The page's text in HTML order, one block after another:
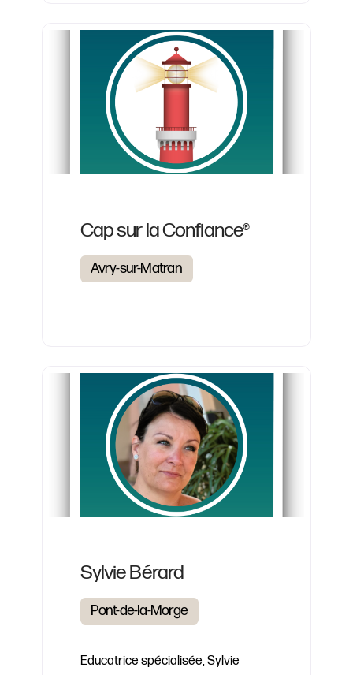
Cap sur la Confiance®
Avry-sur-Matran
Sylvie Bérard
Pont-de-la-Morge
Educatrice spécialisée, Sylvie